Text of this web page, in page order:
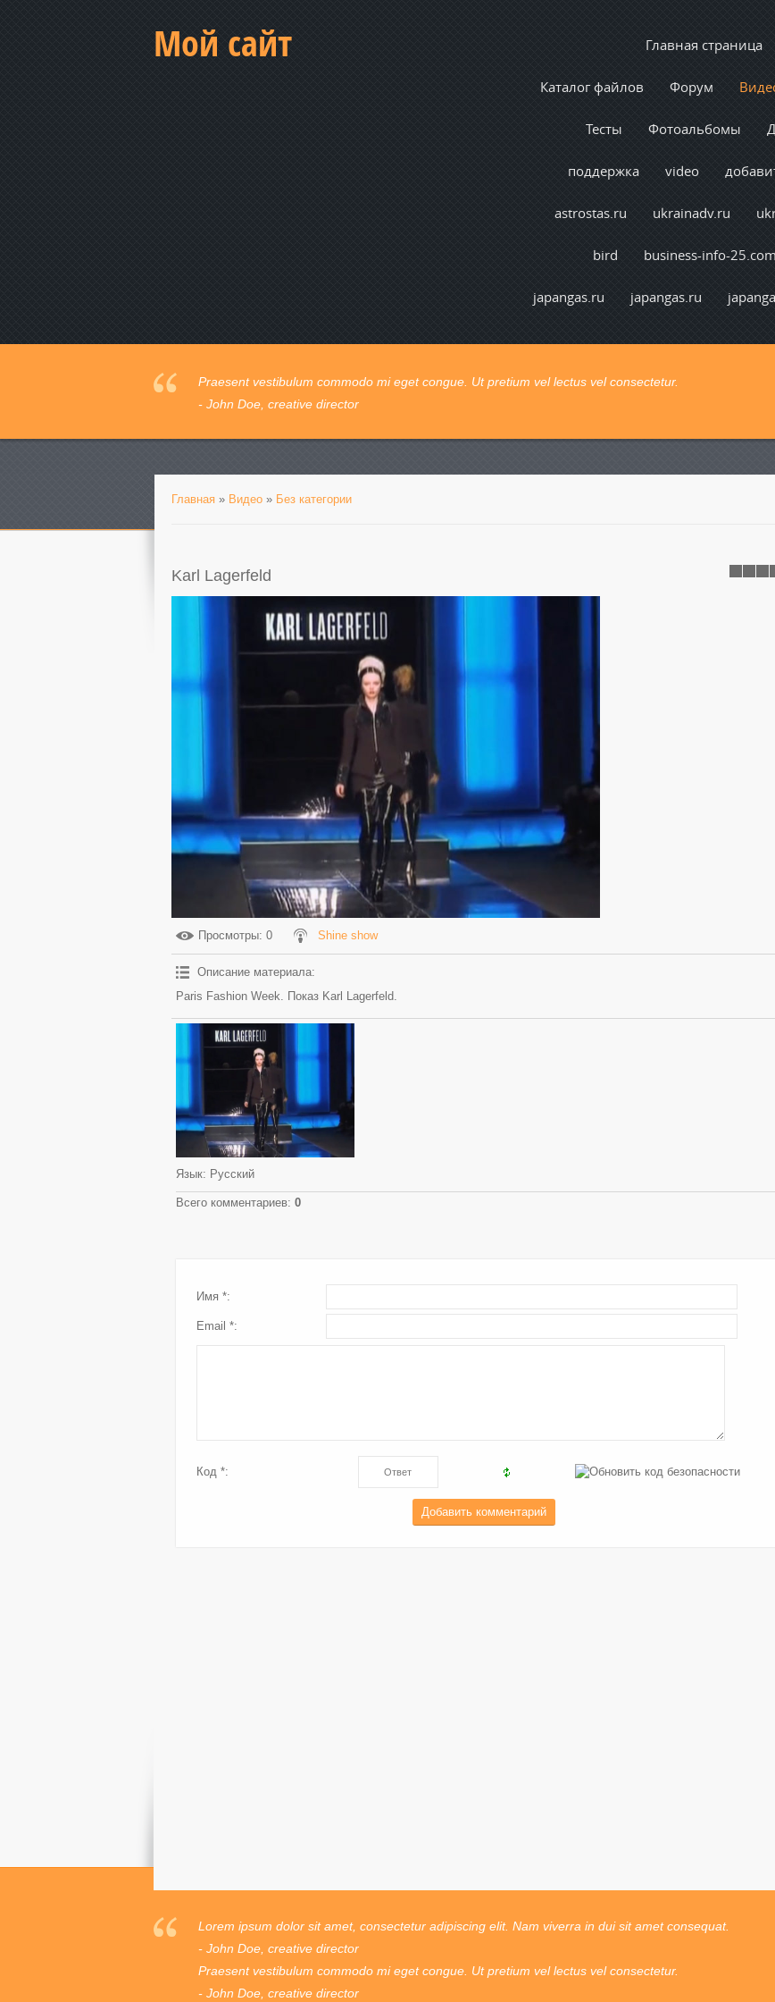
Мой сайт Главная страница
Каталог файлов Форум
Тесты Фотоальбомы
поддержка video
astrostas.ru ukrainadv.ru
bird business-info-25.com
japangas.ru japangas.ru
Praesent vestibulum commodo mi eget congue. Ut pretium vel lectus vel consectetur.
- John Doe, creative director
Главная » Видео » Без категории
Karl Lagerfeld
Просмотры: 0 Shine show
Описание материала:
Paris Fashion Week. Показ Karl Lagerfeld.
Язык: Русский
Всего комментариев: 0
Имя *:
Email *:
Код *:
Lorem ipsum dolor sit amet, consectetur adipiscing elit. Nam viverra in dui sit amet consequat.
- John Doe, creative director
Praesent vestibulum commodo mi eget congue. Ut pretium vel lectus vel consectetur.
- John Doe, creative director